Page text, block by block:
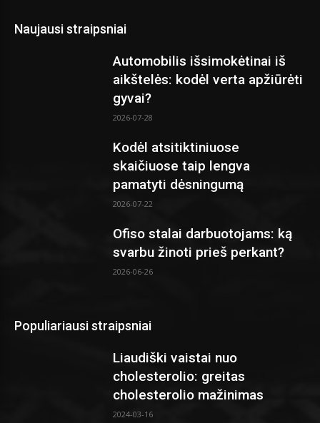
Naujausi straipsniai
Automobilis išsimokėtinai iš
aikštelės: kodėl verta apžiūrėti
gyvai?
2026-07-28
Kodėl atsitiktiniuose
skaičiuose taip lengva
pamatyti dėsningumą
2026-07-22
Ofiso stalai darbuotojams: ką
svarbu žinoti prieš perkant?
2026-06-26
Populiariausi straipsniai
Liaudiški vaistai nuo
cholesterolio: greitas
cholesterolio mažinimas
2024-03-16